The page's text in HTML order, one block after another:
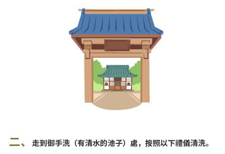
二、 走到御手洗（有清水的池子）處，按照以下禮儀清洗。